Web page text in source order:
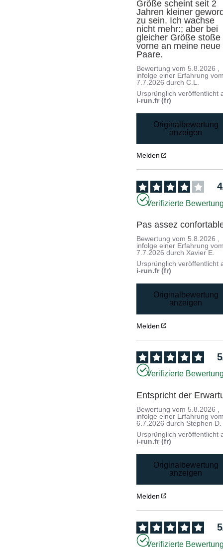
Größe scheint seit 2
Jahren kleiner
zu sein. Ich wachse
nicht mehr:; aber bei
gleicher Größe stoße
vorne an meine neue
Paare.
Bewertung vom 5.8.2026
infolge einer Erfahrung
7.7.2026 durchC.L.
Ursprünglich veröffentlicht
i-run.fr (fr)
Originalbewertung
anzeigen
Melden
4
Verifizierte
Pas assez
Bewertung vom 5.8.2026 ,
infolge einer Erfahrung
7.7.2026 durchXavier E.
Ursprünglich veröffentlicht
i-run.fr (fr)
Originalbewertung
anzeigen
Melden
5
Verifizierte
Entspricht der
Bewertung vom 5.8.2026
infolge einer Erfahrung
6.7.2026 durch Stephen D.
Ursprünglich veröffentlicht
i-run.fr (fr)
Originalbewertung
anzeigen
Melden
5
Verifizierte